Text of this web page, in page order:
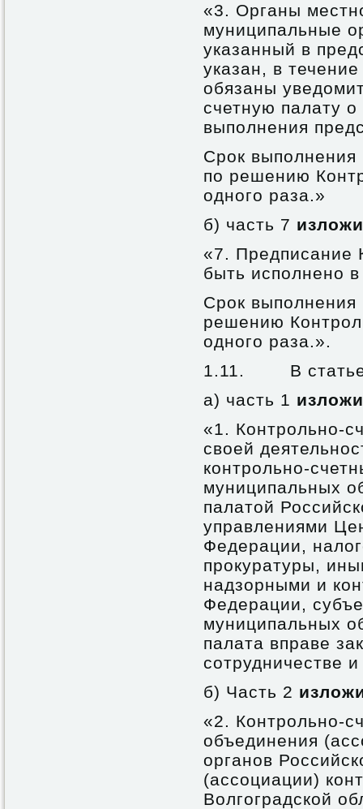
«3. Органы
муниципальные
указанный в
указан, в
обязаны
счетную палату
выполнения
Срок выполнения
по решению
одного раза.»
б) часть 7
«7. Предписание
быть исполнено
Срок выполнения
решению
одного раза.».
1.11. В статье
а) часть 1
«1. Контрольно-
своей
контрольно-
муниципальных
палатой
управлениями
Федерации,
прокуратуры,
надзорными и
Федерации,
муниципальных
палата вправе
сотрудничестве
б) Часть 2
«2. Контрольно-
объединения
органов
(ассоциации)
Волгоградской